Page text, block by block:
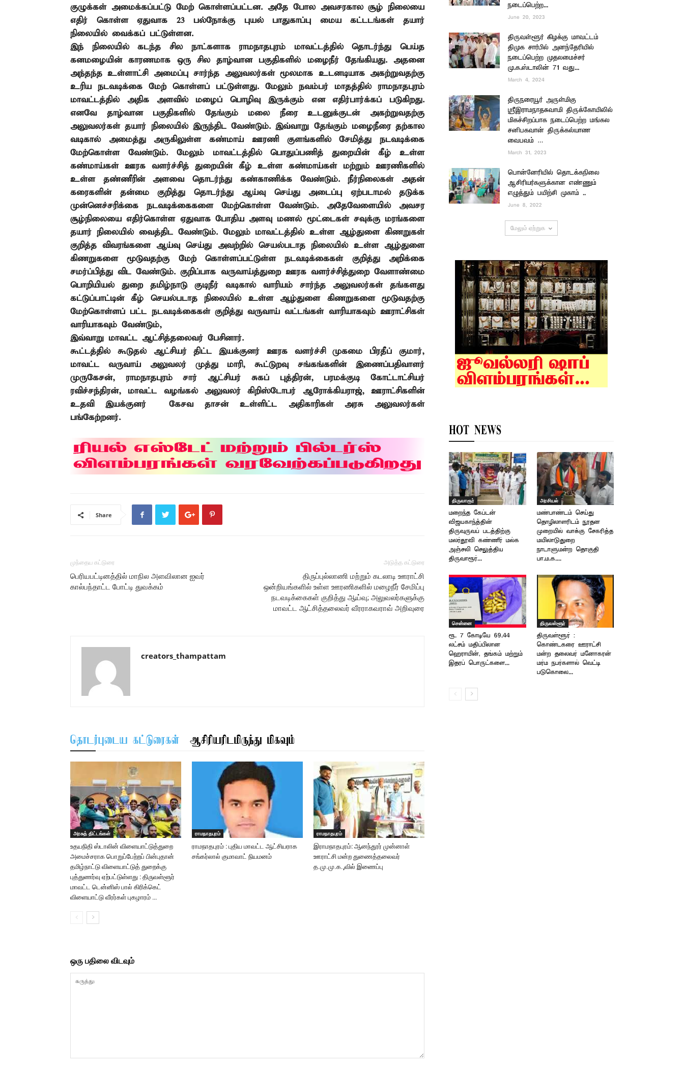
குழுக்கள் அமைக்கப்பட்டு மேற் கொள்ளப்பட்டன. அதே போல அவசரகால சூழ் நிலையை
எதிர் கொள்ள ஏதுவாக 23 பல்நோக்கு புயல் பாதுகாப்பு மைய கட்டடங்கள் தயார்
நிலையில் வைக்கப் பட்டுள்ளன.
இந் நிலையில் கடந்த சில நாட்களாக ராமநாதபுரம் மாவட்டத்தில் தொடர்ந்து பெய்த
கனமழையின் காரணமாக ஒரு சில தாழ்வான பகுதிகளில் மழைநீர் தேங்கியது. அதனை
அந்தந்த உள்ளாட்சி அமைப்பு சார்ந்த அலுவலர்கள் மூலமாக உடனடியாக அகற்றுவதற்கு
உரிய நடவடிக்கை மேற் கொள்ளப் பட்டுள்ளது. மேலும்
நவம்பர் மாதத்தில் ராமநாதபுரம்
மாவட்டத்தில் அதிக அளவில் மழைப் பொழிவு இருக்கும் என எதிர்பார்க்கப் படுகிறது.
எனவே தாழ்வான பகுதிகளில் தேங்கும் மலை நீரை உடனுக்குடன் அகற்றுவதற்கு
அலுவலர்கள் தயார் நிலையில் இருந்திட வேண்டும். இவ்வாறு தேங்கும் மழைநீரை தற்கால
வடிகால் அமைத்து அருகிலுள்ள கண்மாய் ஊரணி குளங்களில் சேமித்து நடவடிக்கை
மேற்கொள்ள வேண்டும். மேலும் மாவட்டத்தில் பொதுப்பணித் துறையின் கீழ் உள்ள
கண்மாய்கள் ஊரக வளர்ச்சித் துறையின் கீழ் உள்ள கண்மாய்கள் மற்றும் ஊரணிகளில்
உள்ள தண்ணீரின்
அளவை தொடர்ந்து கண்காணிக்க வேண்டும். நீர்நிலைகள் அதன்
கரைகளின் தன்மை குறித்து தொடர்ந்து ஆய்வு செய்து அடைப்பு ஏற்படாமல் தடுக்க
முன்னெச்சரிக்கை நடவடிக்கைகளை மேற்கொள்ள வேண்டும். அதேவேளையில் அவசர
சூழ்நிலையை எதிர்கொள்ள ஏதுவாக போதிய அளவு மணல் மூட்டைகள் சவுக்கு மரங்களை
தயார் நிலையில் வைத்திட வேண்டும். மேலும் மாவட்டத்தில் உள்ள ஆழ்துளை கிணறுகள்
குறித்த விவரங்களை ஆய்வு செய்து அவற்றில் செயல்படாத நிலையில் உள்ள ஆழ்துளை
கிணறுகளை மூடுவதற்கு மேற் கொள்ளப்பட்டுள்ள நடவடிக்கைகள் குறித்து அறிக்கை
சமர்ப்பித்து விட வேண்டும். குறிப்பாக வருவாய்த்துறை ஊரக வளர்ச்சித்துறை வேளாண்மை
பொறியியல் துறை தமிழ்நாடு குடிநீர் வடிகால் வாரியம் சார்ந்த அலுவலர்கள் தங்களது
கட்டுப்பாட்டின் கீழ் செயல்படாத நிலையில் உள்ள ஆழ்துளை கிணறுகளை மூடுவதற்கு
மேற்கொள்ளப் பட்ட நடவடிக்கைகள் குறித்து வருவாய் வட்டங்கள் வாரியாகவும் ஊராட்சிகள்
வாரியாகவும் வேண்டும்,
இவ்வாறு மாவட்ட ஆட்சித்தலைவர் பேசினார்.
கூட்டத்தில் கூடுதல் ஆட்சியர் திட்ட இயக்குனர் ஊரக வளர்ச்சி முகமை பிரதீப் குமார்,
மாவட்ட வருவாய் அலுவலர் முத்து மாரி,கூட்டுறவு சங்கங்களின் இணைப்பதிவாளர்
முருகேசன், ராமநாதபுரம் சார் ஆட்சியர் சுகப் புத்திரன், பரமக்குடி கோட்டாட்சியர்
ரவிச்சந்திரன், மாவட்ட வழங்கல் அலுவலர் கிறிஸ்டோபர் ஆரோக்கியராஜ்,ஊராட்சிகளின்
உதவி இயக்குனர்
கேசவ தாசன் உள்ளிட்ட அதிகாரிகள் அரசு அலுவலர்கள்
பங்கேற்றனர்.
Share
முந்தைய கட்டுரை
பெரியபட்டினத்தில் மாநில அளவிலான ஐவர்
கால்பந்தாட்ட போட்டி துவக்கம்
அடுத்த கட்டுரை
திருப்புல்லாணி மற்றும் கடலாடி ஊராட்சி
ஒன்றியங்களில் உள்ள ஊரணிகளில் மழைநீர் சேமிப்பு
நடவடிக்கைகள் குறித்து ஆய்வு; அலுவலர்களுக்கு
மாவட்ட ஆட்சித்தலைவர் வீரராகவராவ் அறிவுரை
creators_thampattam
தொடர்புடைய கட்டுரைகள் ஆசிரியரிடமிருந்து மிகவும்
அரசுத் திட்டங்கள்
உதயநிதி ஸ்டாலின் விளையாட்டுத்துறை
அமைச்சராக பொறுப்பேற்றப் பின்புதான்
தமிழ்நாட்டு விளையாட்டுத் துறைக்கு
புத்துணர்வு ஏற்பட்டுள்ளது : திருவள்ளூர்
மாவட்ட டென்னிஸ் பால் கிரிக்கெட்
விளையாட்டு வீரர்கள் புகழாரம் …
ராமநாதபுரம்
ராமநாதபுரம் : புதிய மாவட்ட ஆட்சியராக
சங்கர்லால் குமாவாட் நியமனம்
ராமநாதபுரம்
இராமநாதபுரம்: ஆனந்தூர் முன்னாள்
ஊராட்சி மன்ற துணைத்தலைவர்
த.மு.மு.க.,வில் இணைப்பு
ஒரு பதிலை விடவும்
நடைப்பெற்ற...
June 20, 2023
திருவள்ளூர் கிழக்கு மாவட்டம்
திமுக சார்பில் அனந்தேரியில்
நடைப்பெற்ற முதலமைச்சர்
மு.க.ஸ்டாலின் 71 வது...
March 4, 2024
திருநரையூர் அருள்மிகு
ஸ்ரீஇராமநாதசுவாமி திருக்கோயிலில்
மிகச்சிறப்பாக நடைப்பெற்ற மங்கல
சனிபகவான் திருக்கல்யாண
வைபவம் …
March 31, 2023
பொன்னேரியில் தொடக்கநிலை
ஆசிரியர்களுக்கான எண்ணும்
எழுத்தும் பயிற்சி முகாம் ..
June 8, 2022
மேலும் ஏற்றுக
HOT NEWS
திருவாரூர்
மறைந்த கேப்டன்
விஜயகாந்த்தின்
திருவுருவப் படத்திற்கு
மலர்தூவி கண்ணீர் மல்க
அஞ்சலி செலுத்திய
திருவாரூர்...
அரசியல்
மண்பாண்டம் செய்து
தொழிலாளரிடம் நூதன
முறையில் வாக்கு சேகரித்த
மயிலாடுதுறை
நாடாளுமன்ற தொகுதி
பா.ம.க....
சென்னை
ரூ. 7 கோடியே 69.44
லட்சம் மதிப்பிலான
ஹெராயின், தங்கம் மற்றும்
இதரப் பொருட்களை...
திருவள்ளூர்
திருவள்ளூர் :
கொண்டகரை ஊராட்சி
மன்ற தலைவர் மனோகரன்
மர்ம நபர்களால் வெட்டி
படுகொலை...